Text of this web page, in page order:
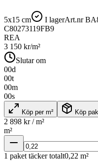
5x15 cm I lagerArt.nr
C80273119FB9
REA
3 150 kr/m²
Slutar om
00d
00t
00m
00s
Köp per m² Köp
2 898 kr / m²
m²
1 paket täcker totalt0,22 m²